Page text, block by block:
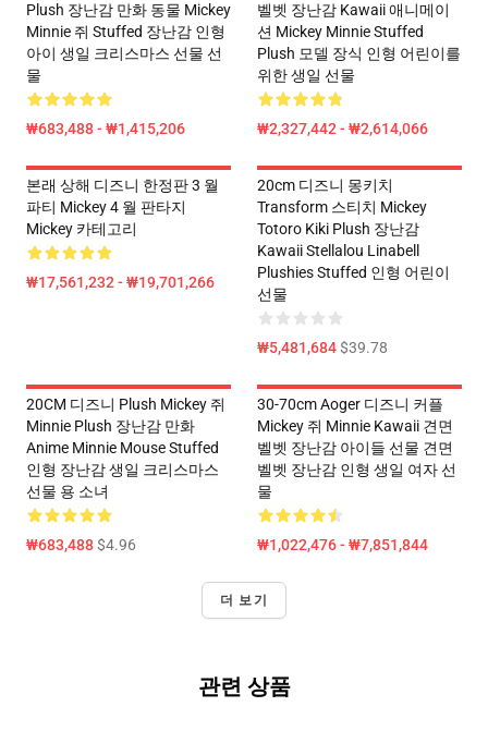
Plush 장난감 만화 동물 Mickey
Minnie 쥐 Stuffed 장난감 인형
아이 생일 크리스마스 선물 선
물
₩683,488 - ₩1,415,206
벨벳 장난감 Kawaii 애니메이
션 Mickey Minnie Stuffed
Plush 모델 장식 인형 어린이를
위한 생일 선물
₩2,327,442 - ₩2,614,066
본래 상해 디즈니 한정판 3 월
파티 Mickey 4 월 판타지
Mickey 카테고리
₩17,561,232 - ₩19,701,266
20cm 디즈니 몽키치
Transform 스티치 Mickey
Totoro Kiki Plush 장난감
Kawaii Stellalou Linabell
Plushies Stuffed 인형 어린이
선물
₩5,481,684$39.78
20CM 디즈니 Plush Mickey 쥐
Minnie Plush 장난감 만화
Anime Minnie Mouse Stuffed
인형 장난감 생일 크리스마스
선물 용 소녀
₩683,488$4.96
30-70cm Aoger 디즈니 커플
Mickey 쥐 Minnie Kawaii 견면
벨벳 장난감 아이들 선물 견면
벨벳 장난감 인형 생일 여자 선
물
₩1,022,476 - ₩7,851,844
더 보기
관련 상품